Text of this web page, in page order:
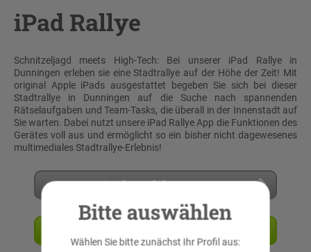
iPad Rallye
Schnitzeljagd meets High-Tech: Bei unserer iPad Rallye in
Dunningen erleben sie eine Stadtrallye auf der Höhe der Zeit! Mit
original Apple iPads ausgestattet begeben Sie sich bei dieser
Stadtrallye in Dunningen auf die Suche nach spannenden
Rätselaufgaben und Team-Tasks, die überall in der Innenstadt auf
Sie warten. Dabei nutzt unsere iPad Rallye App die Funktionen des
Gerätes voll aus und ermöglicht so ein bisher nicht dagewesenes
multimediales Stadtrallye-Erlebnis!
Mehr erfahren
Bitte auswählen
Wählen Sie bitte zunächst Ihr Profil aus: